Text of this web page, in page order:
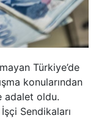
Türkiye’de
konularından
adalet oldu.
Sendikaları